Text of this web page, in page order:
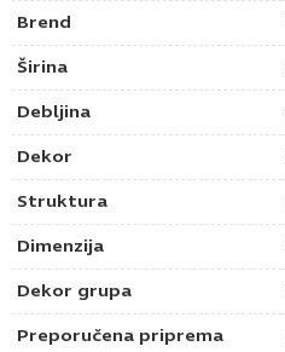
Brend
Širina
Debljina
Dekor
Struktura
Dimenzija
Dekor grupa
Preporučena priprema